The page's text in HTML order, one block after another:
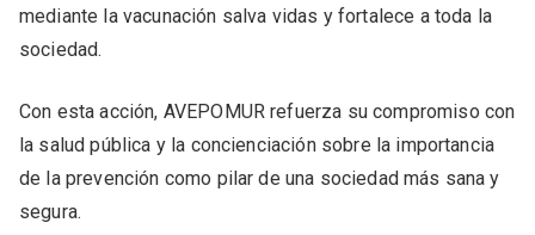
mediante la vacunación salva vidas y fortalece a toda la
sociedad.
Con esta acción, AVEPOMUR refuerza su compromiso con
la salud pública y la concienciación sobre la importancia
de la prevención como pilar de una sociedad más sana y
segura.